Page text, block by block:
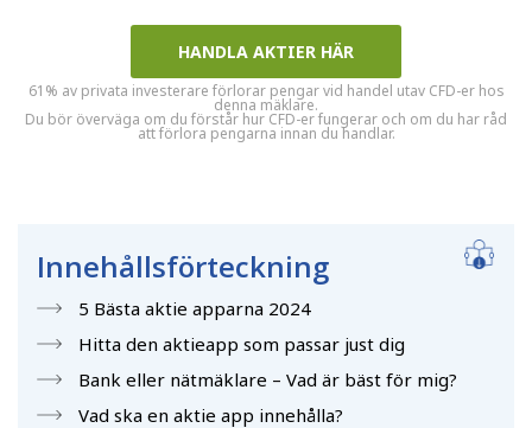
HANDLA AKTIER HÄR
61% av privata investerare förlorar pengar vid handel utav CFD-er hos
denna mäklare.
Du bör överväga om du förstår hur CFD-er fungerar och om du har råd
att förlora pengarna innan du handlar.
Innehållsförteckning
5 Bästa aktie apparna 2024
Hitta den aktieapp som passar just dig
Bank eller nätmäklare – Vad är bäst för mig?
Vad ska en aktie app innehålla?